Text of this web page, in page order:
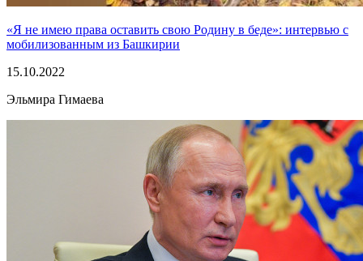
«Я не имею права оставить свою Родину в беде»: интервью с
мобилизованным из Башкирии
15.10.2022
Эльмира Гимаева